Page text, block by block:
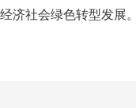
济社会绿色转型发展